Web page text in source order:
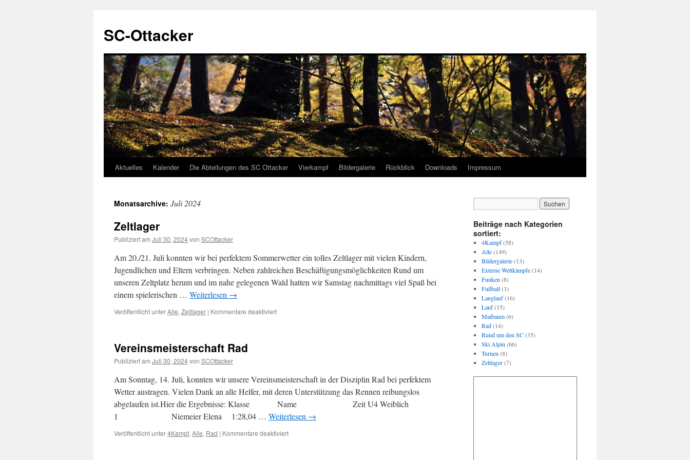
SC-Ottacker
Zum
springen
Aktuelles Kalender Die Abteilungen des SC Ottacker Vierkampf Bildergalerie Rückblick Downloads Impressum
Monatsarchive: Juli 2024
Zeltlager
Publiziert am Juli 30, 2024von SCOttacker
Am 20./21. Juli konnten wir bei perfektem Sommerwetter ein tolles Zeltlager mit vielen Kindern,
Jugendlichen und Eltern verbringen. Neben zahlreichen Beschäftigungsmöglichkeiten Rund um
unseren Zeltplatz herum und im nahe gelegenen Wald hatten wir Samstag nachmittags viel Spaß bei
einem spielerischen … Weiterlesen →
Veröffentlicht unterAlle, Zeltlager | Kommentare deaktiviertfür
Vereinsmeisterschaft Rad
Publiziert am Juli 30, 2024von SCOttacker
Am Sonntag, 14. Juli, konnten wir unsere Vereinsmeisterschaft in der Disziplin Rad bei perfektem
Wetter austragen. Vielen Dank an alle Helfer, mit deren Unterstützung das Rennen reibungslos
abgelaufen ist.Hier die Ergebnisse: Klasse Name Zeit U4 Weiblich
1 Niemeier Elena 1:28,04 … Weiterlesen →
Veröffentlicht unter4Kampf, Alle, Rad | Kommentare deaktiviertfür
Beiträge nach Kategorien
sortiert:
4Kampf(58)
Alle(149)
Bildergalerie(13)
Externe Wettkämpfe(14)
Funken (8)
Fußball(3)
Langlauf(16)
Lauf(15)
Maibaum(6)
Rad(14)
Rund um den SC(35)
Ski Alpin (66)
Turnen (8)
Zeltlager(7)